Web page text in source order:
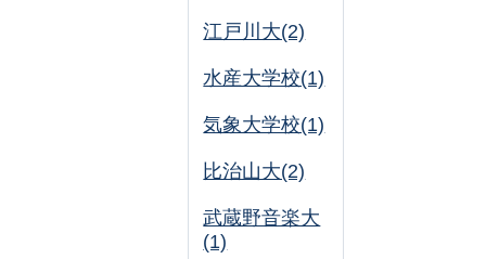
江戸川大(2)
水産大学校(1)
気象大学校(1)
比治山大(2)
武蔵野音楽大
(1)